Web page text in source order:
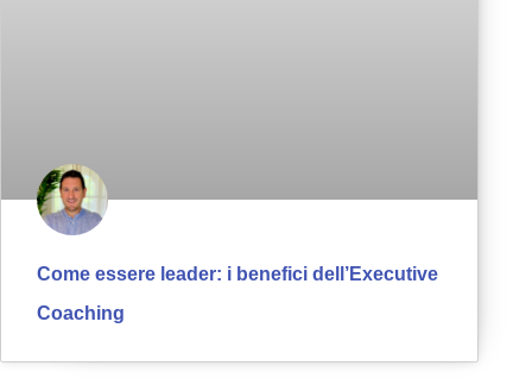
Come essere leader: i benefici dell’Executive
Coaching